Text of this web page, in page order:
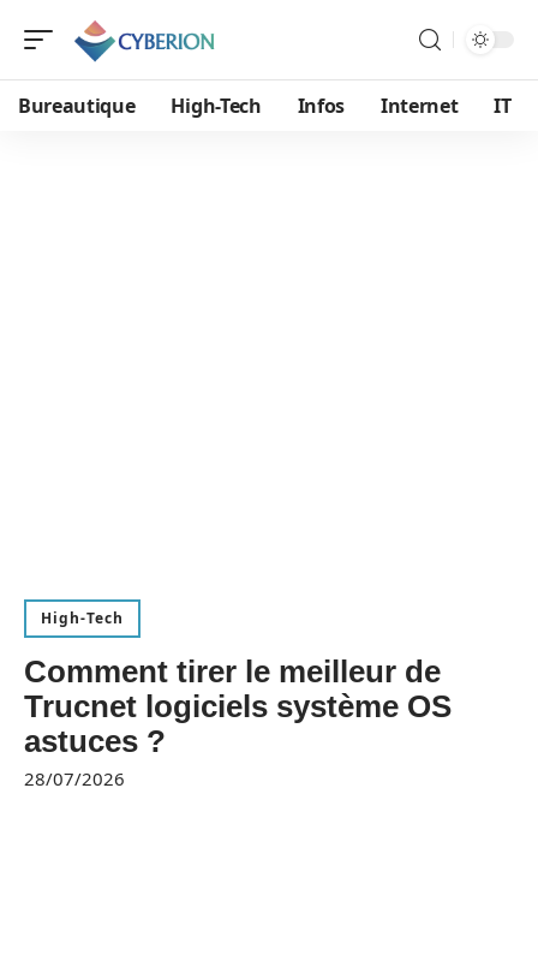
Bureautique High-Tech Infos Internet IT
High-Tech
Comment tirer le meilleur de
Trucnet logiciels système OS
astuces ?
28/07/2026